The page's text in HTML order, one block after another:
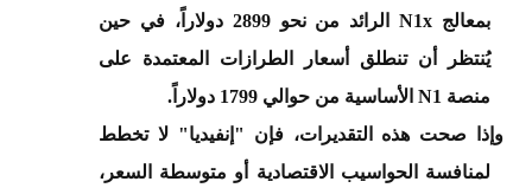
بمعالج N1x
الرائد من نحو 2899 دولاراً، في حين
يُنتظر أن تنطلق أسعار الطرازات المعتمدة على
منصة N1 الأساسية من حوالي 1799 دولاراً
.
وإذا صحت هذه التقديرات، فإن "إنفيديا" لا تخطط
لمنافسة الحواسيب الاقتصادية أو متوسطة السعر،